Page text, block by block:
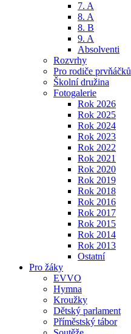
7. A
8. A
8. B
9. A
Absolventi
Rozvrhy
Pro rodiče prvňáčků
Školní družina
Fotogalerie
Rok 2026
Rok 2025
Rok 2024
Rok 2023
Rok 2022
Rok 2021
Rok 2020
Rok 2019
Rok 2018
Rok 2016
Rok 2017
Rok 2015
Rok 2014
Rok 2013
Ostatní
Pro žáky
EVVO
Hymna
Kroužky
Dětský parlament
Příměstský tábor